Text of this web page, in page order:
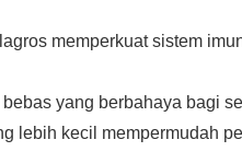
memperkuat sistem
yang berbahaya bagi
lebih kecil mempermudah